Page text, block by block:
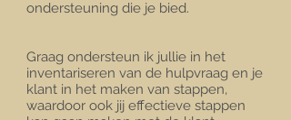
ondersteuning die je bied.
Graag ondersteun ik jullie in het
inventariseren van de hulpvraag en je
klant in het maken van stappen,
waardoor ook jij effectieve stappen